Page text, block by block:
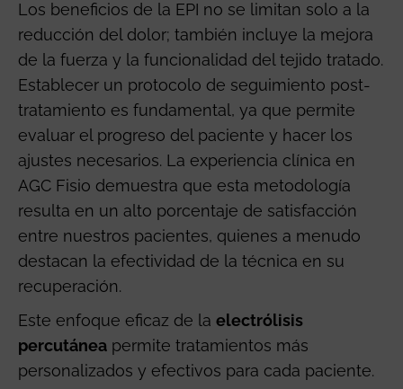
Los beneficios de la EPI no se limitan solo a la
reducción del dolor; también incluye la mejora
de la fuerza y la funcionalidad del tejido tratado.
Establecer un protocolo de seguimiento post-
tratamiento es fundamental, ya que permite
evaluar el progreso del paciente y hacer los
ajustes necesarios. La experiencia clínica en
AGC Fisio demuestra que esta metodología
resulta en un alto porcentaje de satisfacción
entre nuestros pacientes, quienes a menudo
destacan la efectividad de la técnica en su
recuperación.
Este enfoque eficaz de la electrólisis
percutánea permite tratamientos más
personalizados y efectivos para cada paciente.